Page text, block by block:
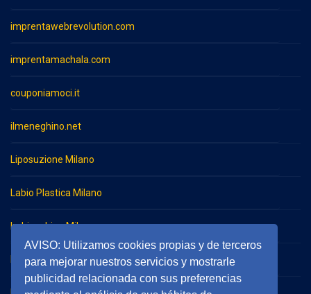
AVISO: Utilizamos cookies propias y de terceros
para mejorar nuestros servicios y mostrarle
publicidad relacionada con sus preferencias
imprentawebrevolution.com
imprentamachala.com
couponiamoci.it
ilmeneghino.net
Liposuzione Milano
Labio Plastica Milano
Imbianchino Milano
Impresa di pulizie Milano